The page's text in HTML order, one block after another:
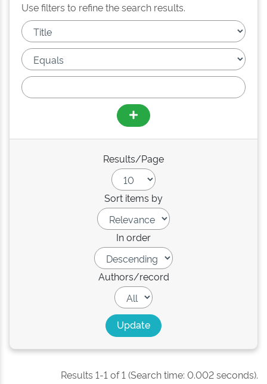
Use filters to refine the search results.
Results/Page
Sort items by
In order
Authors/record
Results 1-1 of 1 (Search time: 0.002 seconds).